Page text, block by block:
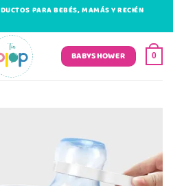
PARA BEBÉS, MAMÁS Y RECIÉN
BABYSHOWER 0